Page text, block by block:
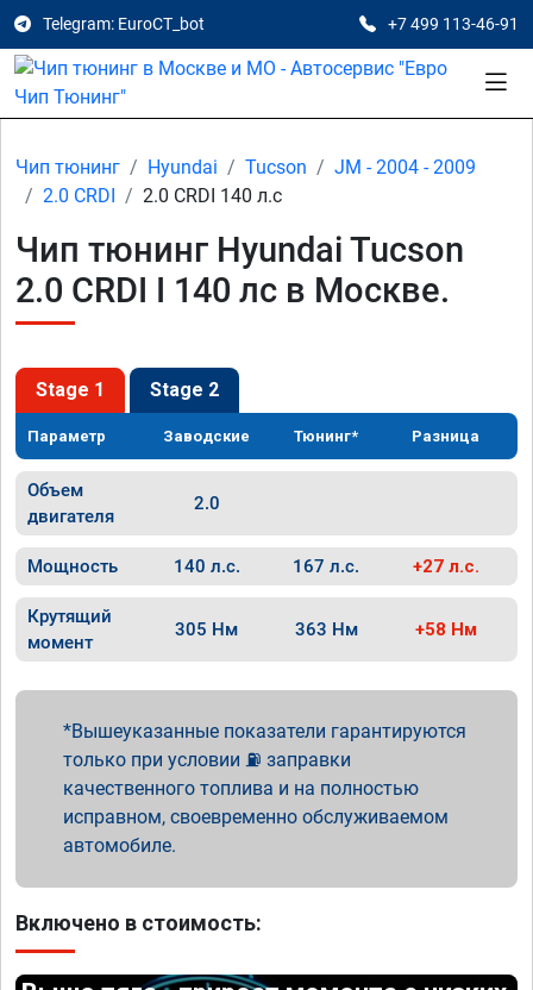
Telegram: EuroCT_bot +7 499 113-46-91
Чип тюнинг Hyundai Tucson
JM - 2004 - 2009
2.0 CRDI
2.0 CRDI 140 л.с
Чип тюнинг Hyundai Tucson
2.0 CRDI I 140 лс в Москве.
Stage 1 Stage 2
Параметр Заводские Тюнинг* Разница
Объем
двигателя
2.0
Мощность 140 л.с. 167 л.с. +27 л.с.
Крутящий
момент
305 Нм 363 Нм +58 Нм
Вышеуказанные показатели гарантируются
только при условии ⛽ заправки
качественного топлива и на полностью
исправном, своевременно обслуживаемом
автомобиле.
Включено в стоимость: